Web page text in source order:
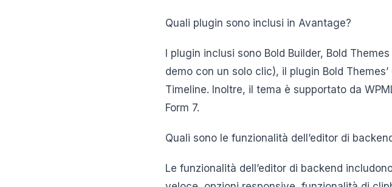
Quali plugin sono inclusi in Avantage?
I plugin inclusi sono Bold Builder, Bold
demo con un solo clic), il plugin Bold
Timeline. Inoltre, il tema è supportato da
Form 7.
Quali sono le funzionalità dell’editor di
Le funzionalità dell’editor di backend